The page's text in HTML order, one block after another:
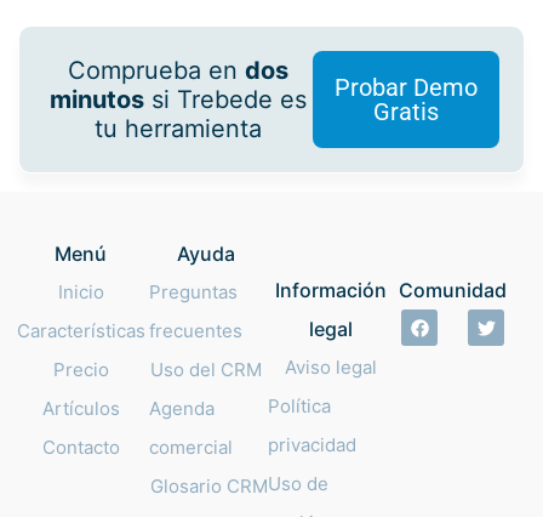
Comprueba endos
minutos si Trebede es
tu herramienta
Probar Demo
Gratis
Menú
Inicio
Características
Precio
Artículos
Contacto
Ayuda
Preguntas
frecuentes
Uso del CRM
Agenda
comercial
Glosario CRM
Información
legal
Aviso legal
Política
privacidad
Uso de
Comunidad